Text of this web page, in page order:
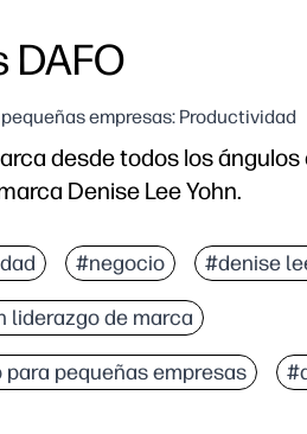
DAFO
empresas: Productividad
desde todos los ángulos
Denise Lee Yohn.
#negocio #denise
liderazgo de marca
pequeñas empresas